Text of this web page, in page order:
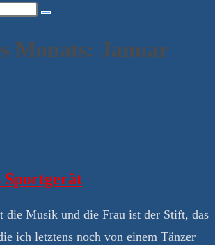
Monats: Januar
Sportgerät
die Musik und die Frau ist der Stift, das
ich letztens noch von einem Tänzer